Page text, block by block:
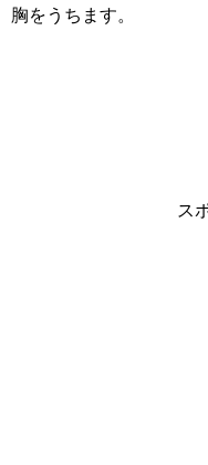
胸をうちます。
ス